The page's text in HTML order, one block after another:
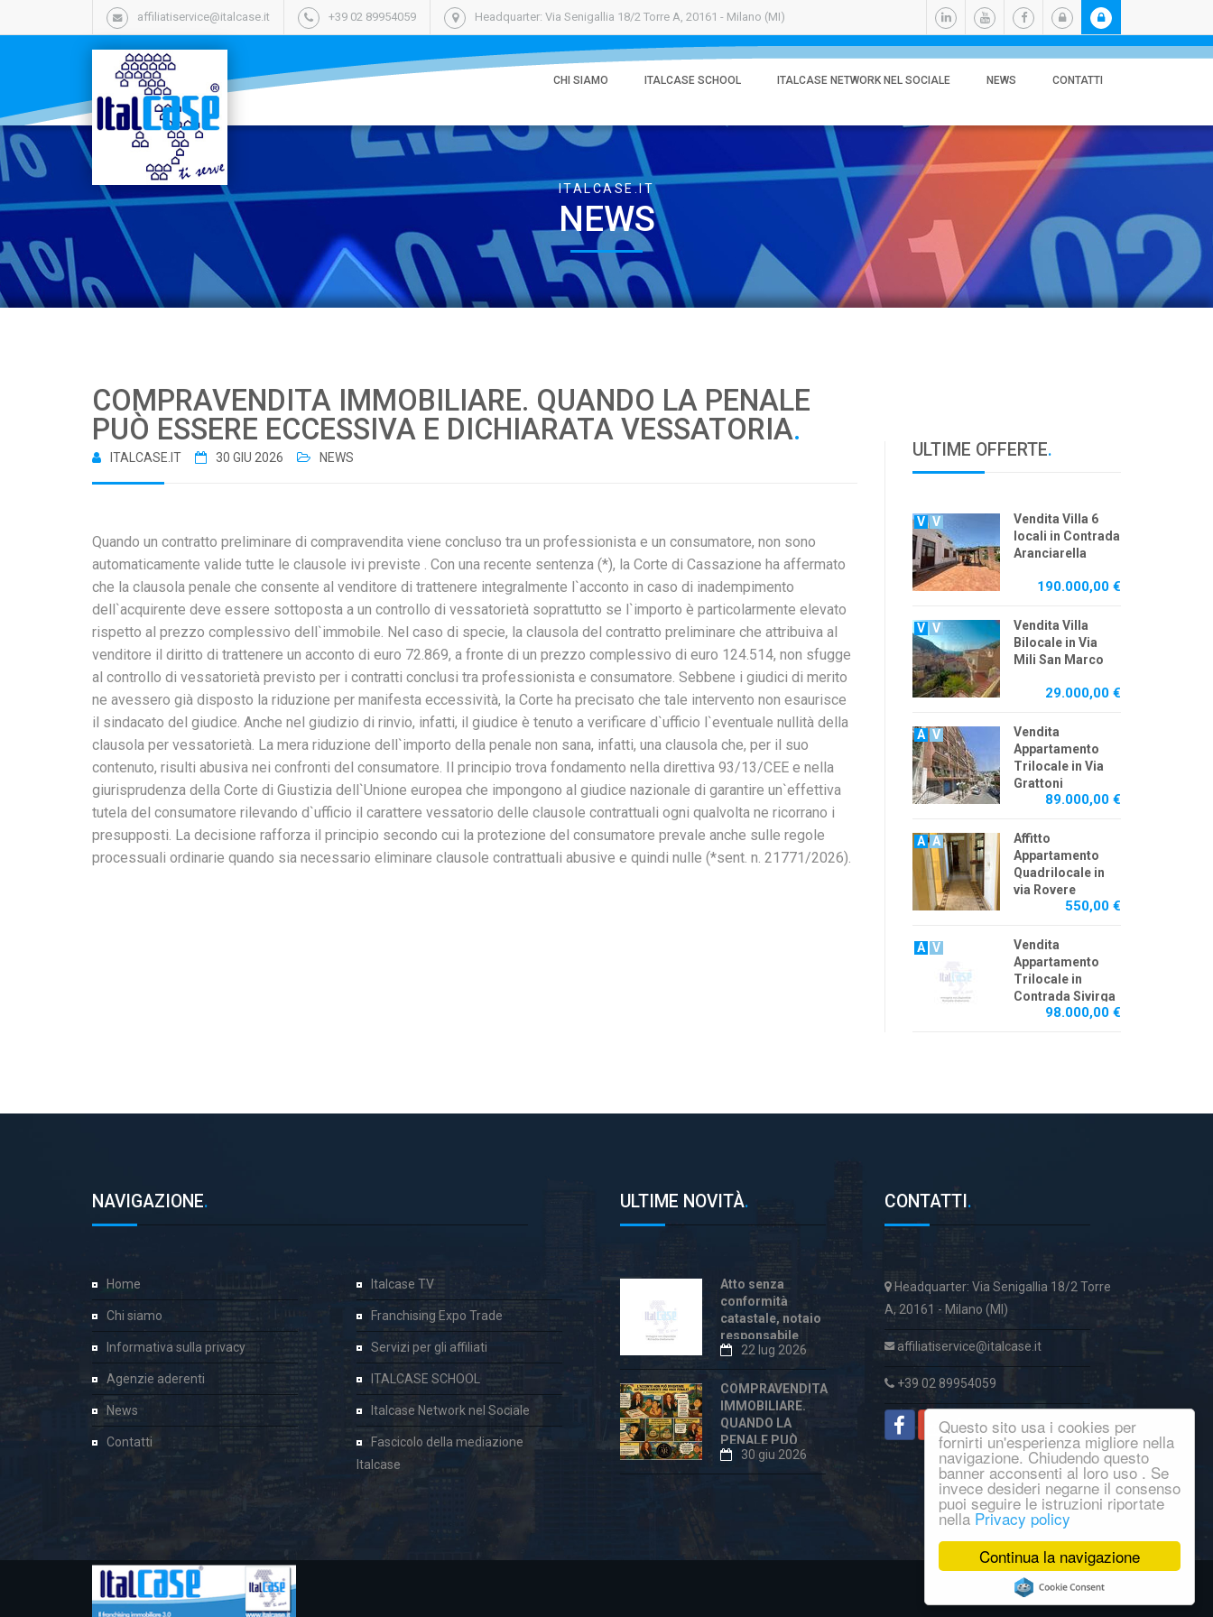
Continua la navigazione
Questo sito usa i cookies per
fornirti un'esperienza migliore nella
navigazione. Chiudendo questo
banner acconsenti al loro uso . Se
invece desideri negarne il consenso
puoi seguire le istruzioni riportate
nella Privacy policy
Cookie Consent plugin for the EU cookie law
affiliatiservice@italcase.it +39 02 89954059 Headquarter: Via Senigallia 18/2 Torre A, 20161 - Milano (MI)
CHI SIAMO ITALCASE SCHOOL ITALCASE NETWORK NEL SOCIALE NEWS CONTATTI
ITALCASE.IT
NEWS
COMPRAVENDITA IMMOBILIARE. QUANDO LA PENALE
PUÒ ESSERE ECCESSIVA E DICHIARATA VESSATORIA.
ITALCASE.IT 30 GIU 2026 NEWS
Quando un contratto preliminare di compravendita viene concluso tra un professionista e un consumatore, non sono
automaticamente valide tutte le clausole ivi previste . Con una recente sentenza (*), la Corte di Cassazione ha affermato
che la clausola penale che consente al venditore di trattenere integralmente l`acconto in caso di inadempimento
dell`acquirente deve essere sottoposta a un controllo di vessatorietà soprattutto se l`importo è particolarmente elevato
rispetto al prezzo complessivo dell`immobile. Nel caso di specie, la clausola del contratto preliminare che attribuiva al
venditore il diritto di trattenere un acconto di euro 72.869, a fronte di un prezzo complessivo di euro 124.514, non sfugge
al controllo di vessatorietà previsto per i contratti conclusi tra professionista e consumatore. Sebbene i giudici di merito
ne avessero già disposto la riduzione per manifesta eccessività, la Corte ha precisato che tale intervento non esaurisce
il sindacato del giudice. Anche nel giudizio di rinvio, infatti, il giudice è tenuto a verificare d`ufficio l`eventuale nullità della
clausola per vessatorietà. La mera riduzione dell`importo della penale non sana, infatti, una clausola che, per il suo
contenuto, risulti abusiva nei confronti del consumatore. Il principio trova fondamento nella direttiva 93/13/CEE e nella
giurisprudenza della Corte di Giustizia dell`Unione europea che impongono al giudice nazionale di garantire un`effettiva
tutela del consumatore rilevando d`ufficio il carattere vessatorio delle clausole contrattuali ogni qualvolta ne ricorrano i
presupposti. La decisione rafforza il principio secondo cui la protezione del consumatore prevale anche sulle regole
processuali ordinarie quando sia necessario eliminare clausole contrattuali abusive e quindi nulle (*sent. n. 21771/2026).
ULTIME OFFERTE.
V V
Vendita Villa 6
locali in Contrada
Aranciarella
190.000,00 €
V V
Vendita Villa
Bilocale in Via
Mili San Marco
29.000,00 €
A V
Vendita
Appartamento
Trilocale in Via
Grattoni
89.000,00 €
A A
Affitto
Appartamento
Quadrilocale in
via Rovere
550,00 €
A V
Vendita
Appartamento
Trilocale in
Contrada Sivirga
Cpl Albachiara
98.000,00 €
NAVIGAZIONE.
Home
Chi siamo
Informativa sulla privacy
Agenzie aderenti
News
Contatti
Italcase TV
Franchising Expo Trade
Servizi per gli affiliati
ITALCASE SCHOOL
Italcase Network nel Sociale
Fascicolo della mediazione
Italcase
ULTIME NOVITÀ.
Atto senza
conformità
catastale, notaio
responsabile
anche dopo la
«correzione»
22 lug 2026
COMPRAVENDITA
IMMOBILIARE.
QUANDO LA
PENALE PUÒ
ESSERE
ECCESSIVA E
30 giu 2026
CONTATTI .
Headquarter: Via Senigallia 18/2 Torre
A, 20161 - Milano (MI)
affiliatiservice@italcase.it
+39 02 89954059
© Copyright 2016Macroware